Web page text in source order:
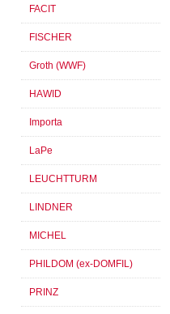
FACIT
FISCHER
Groth (WWF)
HAWID
Importa
LaPe
LEUCHTTURM
LINDNER
MICHEL
PHILDOM (ex-DOMFIL)
PRINZ